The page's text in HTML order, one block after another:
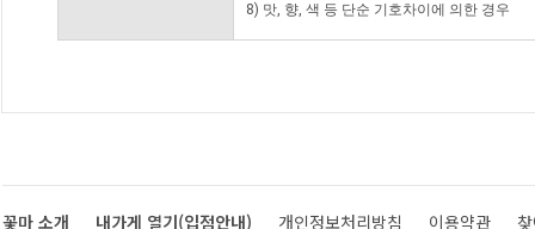
8) 맛, 향, 색 등 단순 기호차이에 의한 경우
꽃마 소개 내가게 열기(입점안내) 개인정보처리방침 이용약관